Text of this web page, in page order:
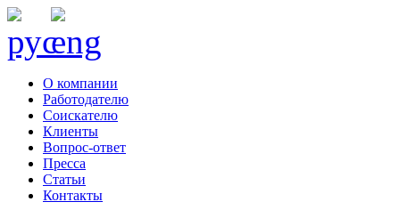
О компании
Работодателю
Соискателю
Клиенты
Вопрос-ответ
Пресса
Статьи
Контакты